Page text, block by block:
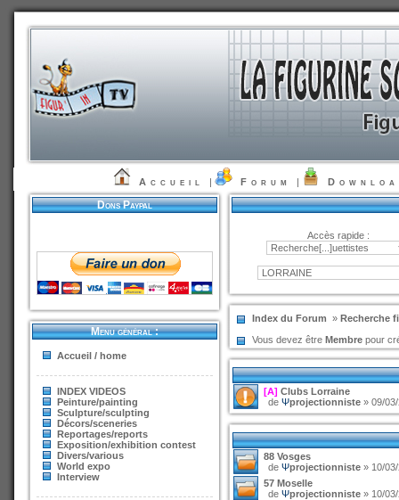
Accueil | Forum |
Dons Paypal
Menu général :
Accueil / home
INDEX VIDEOS
Peinture/painting
Sculpture/sculpting
Décors/sceneries
Reportages/reports
Exposition/exhibition contest
Divers/various
World expo
Interview
Accès rapide :
Index du Forum » Recherche
Vous devez être Membrepour
[A] Clubs Lorraine
de Ψprojectionniste» 09/03/
88 Vosges
de Ψprojectionniste» 10/03/
57 Moselle
de Ψprojectionniste» 10/03/